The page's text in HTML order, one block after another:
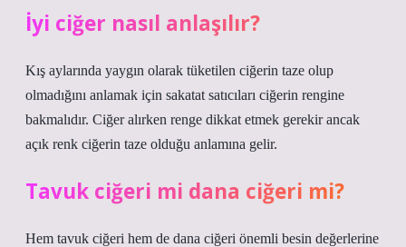
İyi ciğer nasıl anlaşılır?
Kış aylarında yaygın olarak tüketilen ciğerin taze olup
olmadığını anlamak için sakatat satıcıları ciğerin rengine
bakmalıdır. Ciğer alırken renge dikkat etmek gerekir ancak
açık renk ciğerin taze olduğu anlamına gelir.
Tavuk ciğeri mi dana ciğeri mi?
Hem tavuk ciğeri hem de dana ciğeri önemli besin değerlerine